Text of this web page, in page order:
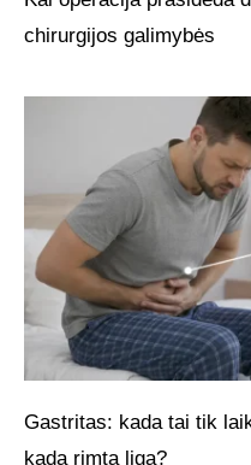
chirurgijos galimybės
Gastritas: kada tai tik
kada rimta liga?